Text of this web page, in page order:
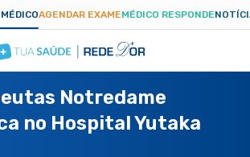
AGENDAR EXAMEMÉDICO RESPONDE
Notredame
no Hospital Yutaka